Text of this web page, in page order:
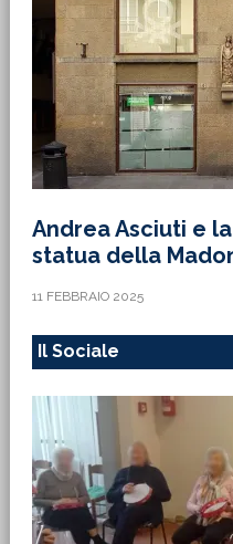
Andrea Asciuti e
statua della
11 FEBBRAIO 2025
Il Sociale